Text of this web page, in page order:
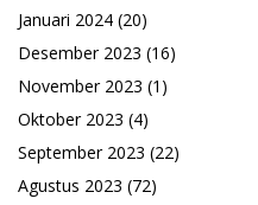
Januari 2024 (20)
Desember 2023 (16)
November 2023 (1)
Oktober 2023 (4)
September 2023 (22)
Agustus 2023 (72)